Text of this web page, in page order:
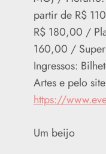
partir de R$
R$ 180,00 /
160,00 /
Ingressos:
Artes e pelo
https://
Um beijo